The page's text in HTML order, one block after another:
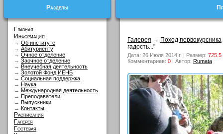
Разделы
Главная
Информация
→ Об институте
→ Абитуриенту
→ Очное отделение
→ Заочное отделение
→ Внеучебная деятельность
→ Золотой Фонд ИЕНБ
→ Социальная поддержка
→ Наука
→ Международная деятельность
→ Преподаватели
→ Выпускники
→ Контакты
Расписания
Галерея
Гостевая
Галерея → Поход первокурсника
гадость..."
Дата: 26 Июля 2014 г. | Размер: 725.5
Комментариев: 0 | Автор: Rumata